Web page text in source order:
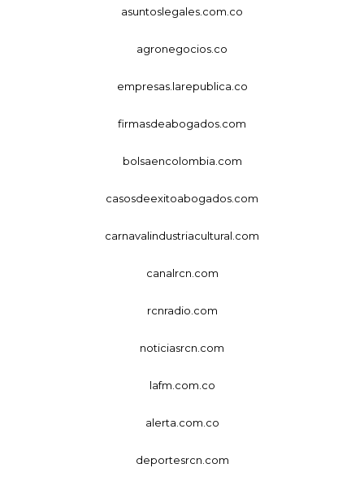
asuntoslegales.com.co
agronegocios.co
empresas.larepublica.co
firmasdeabogados.com
bolsaencolombia.com
casosdeexitoabogados.com
carnavalindustriacultural.com
canalrcn.com
rcnradio.com
noticiasrcn.com
lafm.com.co
alerta.com.co
deportesrcn.com